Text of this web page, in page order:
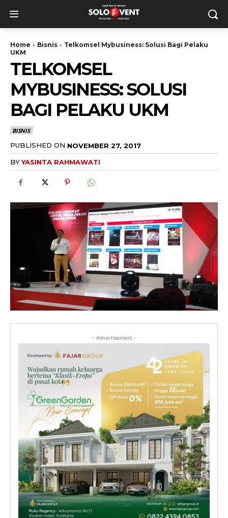
Home Bisnis
Telkomsel Mybusiness: Solusi Bagi Pelaku
UKM
TELKOMSEL
MYBUSINESS: SOLUSI
BAGI PELAKU UKM
BISNIS
PUBLISHED ON NOVEMBER 27, 2017
BYYASINTA RAHMAWATI
- Advertisement -